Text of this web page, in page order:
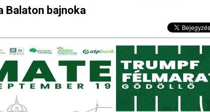
Balaton bajnoka